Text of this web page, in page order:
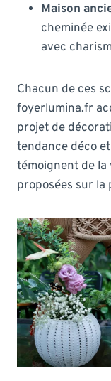
Maison
cheminée
avec
Chacun de ces
foyerlumina.fr
projet de
tendance déco
témoignent de la
proposées sur la